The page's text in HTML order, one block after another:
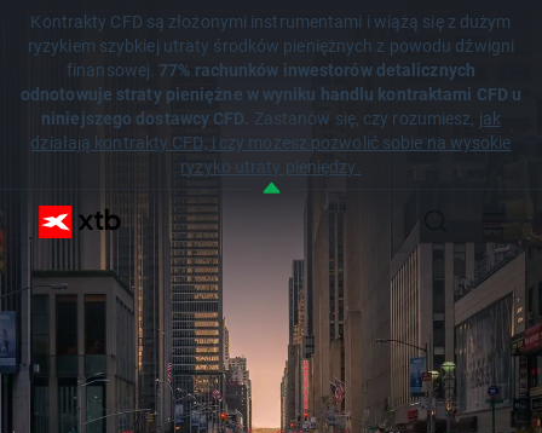
Kontrakty CFD są złożonymi instrumentami i wiążą się z dużym
ryzykiem szybkiej utraty środków pieniężnych z powodu dźwigni
finansowej.77% rachunków inwestorów detalicznych
odnotowuje straty pieniężne w wyniku handlu kontraktami CFD u
niniejszego dostawcy CFD. Zastanów się, czy rozumiesz, jak
działają kontrakty CFD, i czy możesz pozwolić sobie na wysokie
ryzyko utraty pieniędzy.